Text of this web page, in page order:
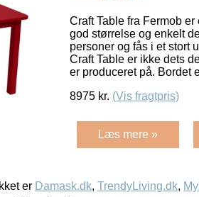
Craft Table fra Fermob
god størrelse og enkelt
personer og fås i et stort
Craft Table er ikke dets
er produceret på. Bordet
8975 kr. (Vis fragtpris)
Læs mere »
er Damask.dk, TrendyLiving.dk,